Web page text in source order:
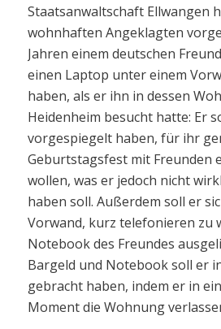
Staatsanwaltschaft Ellwangen
wohnhaften Angeklagten
Jahren einem deutschen
einen Laptop unter einem
haben, als er ihn in dessen
Heidenheim besucht hatte: Er
vorgespiegelt haben, für ihr
Geburtstagsfest mit Freunden
wollen, was er jedoch nicht
haben soll. Außerdem soll er
Vorwand, kurz telefonieren zu
Notebook des Freundes
Bargeld und Notebook soll er
gebracht haben, indem er in
Moment die Wohnung